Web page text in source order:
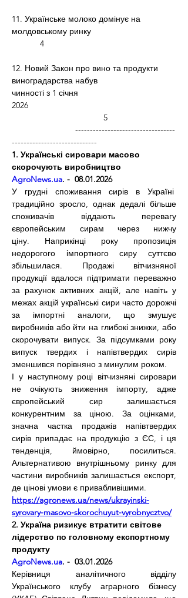
11. Українське молоко домінує на
молдовському ринку
4
12. Новий Закон про вино та продукти
виноградарства набув
чинності з 1 січня
2026
5
----------------------------------
-----------------------------
1. Українські сировари масово
скорочують виробництво
AgroNews.ua. -  08.01.2026
У грудні споживання сирів в Україні
традиційно зросло, однак дедалі більше
споживачів віддають перевагу
європейським сирам через нижчу
ціну. Наприкінці року пропозиція
недорогого імпортного сиру суттєво
збільшилася. Продажі вітчизняної
продукції вдалося підтримати переважно
за рахунок активних акцій, але навіть у
межах акцій українські сири часто дорожчі
за імпортні аналоги, що змушує
виробників або йти на глибокі знижки, або
скорочувати випуск. За підсумками року
випуск твердих і напівтвердих сирів
зменшився порівняно з минулим роком.
І у наступному році вітчизняні сировари
не очікують зниження імпорту, адже
європейський сир залишається
конкурентним за ціною. За оцінками,
значна частка продажів напівтвердих
сирів припадає на продукцію з ЄС, і ця
тенденція, ймовірно, посилиться.
Альтернативою внутрішньому ринку для
частини виробників залишається експорт,
де цінові умови є привабливішими.
https://agronews.ua/news/ukrayinski-
syrovary-masovo-skorochuyut-vyrobnycztvo/
2. Україна ризикує втратити світове
лідерство по головному експортному
продукту
AgroNews.ua. -  03.01.2026
Керівниця аналітичного відділу
Українського клубу аграрного бізнесу